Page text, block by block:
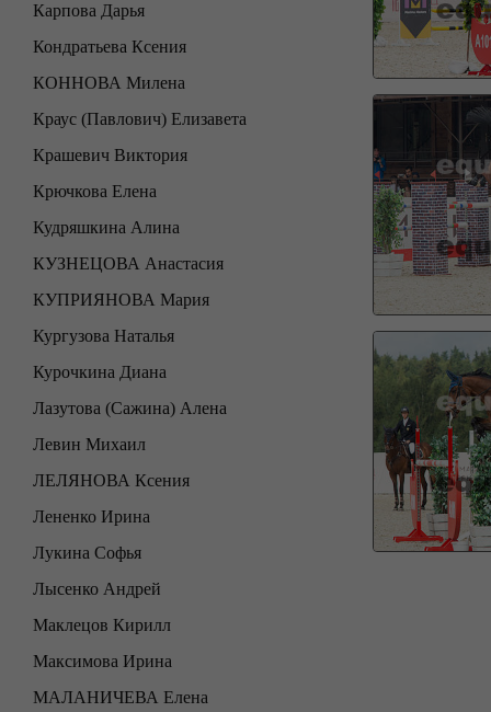
Карпова Дарья
Кондратьева Ксения
КОННОВА Милена
Краус (Павлович) Елизавета
Крашевич Виктория
Крючкова Елена
Кудряшкина Алина
КУЗНЕЦОВА Анастасия
КУПРИЯНОВА Мария
Кургузова Наталья
Курочкина Диана
Лазутова (Сажина) Алена
Левин Михаил
ЛЕЛЯНОВА Ксения
Лененко Ирина
Лукина Софья
Лысенко Андрей
Маклецов Кирилл
Максимова Ирина
МАЛАНИЧЕВА Елена